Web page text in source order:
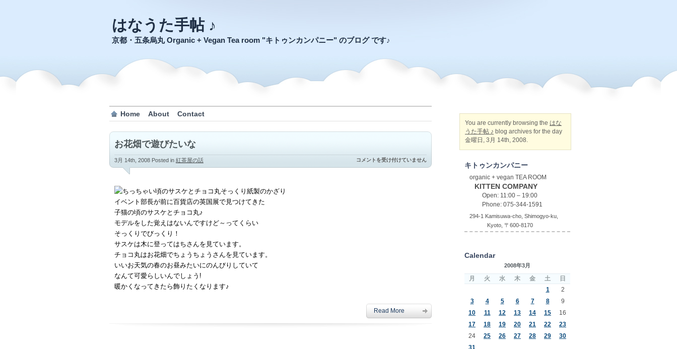
はなうた手帖 ♪
京都・五条烏丸 Organic + Vegan Tea room "キトゥンカンパニー" のブログ です♪
Home About Contact
お花畑で遊びたいな
3月 14th, 2008 Posted in 紅茶屋の話
お
花
コメントを受け付けていません
イベント部長が前に百貨店の英国展で見つけてきた
子猫の頃のサスケとチョコ丸♪
モデルをした覚えはないんですけど～ってくらい
そっくりでびっくり！
サスケは木に登ってはちさんを見ています。
チョコ丸はお花畑でちょうちょうさんを見ています。
いいお天気の春のお昼みたいにのんびりしていて
なんて可愛らしいんでしょう!
暖かくなってきたら飾りたくなります♪
Read More
You are currently browsing the はな
うた手帖 ♪ blog archives for the day
金曜日, 3月 14th, 2008.
キトゥンカンパニー
organic + vegan TEA ROOM
KITTEN COMPANY
Open: 11:00 – 19:00
Phone: 075-344-1591
294-1 Kamisuwa-cho, Shimogyo-ku,
Kyoto, 〒600-8170
Calendar
2008年3月
月 火 水 木 金 土
日
1
2
3
4 5 6 7 8
9
10
11 12 13 14 15
16
17
18 19 20 21 22
23
24
25 26 27 28 29
30